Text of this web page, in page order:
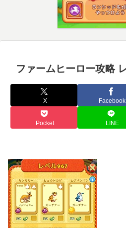
ファームヒーロー攻略
X Facebook
Pocket LINE